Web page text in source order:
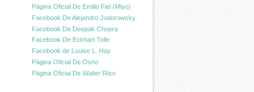
Página Oficial De Emilio Fiel (Miyo)
Facebook De Alejandro Jodorowsky
Facebook De Deepak Chopra
Facebook De Eckhart Tolle
Facebook de Louise L. Hay
Página Oficial De Osho
Página Oficial De Walter Riso